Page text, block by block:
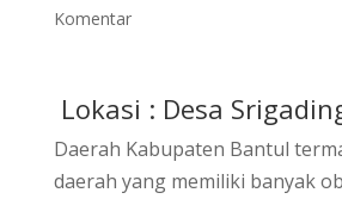
Komentar
Lokasi : Desa
Daerah Kabupaten Bantul
daerah yang memiliki banyak